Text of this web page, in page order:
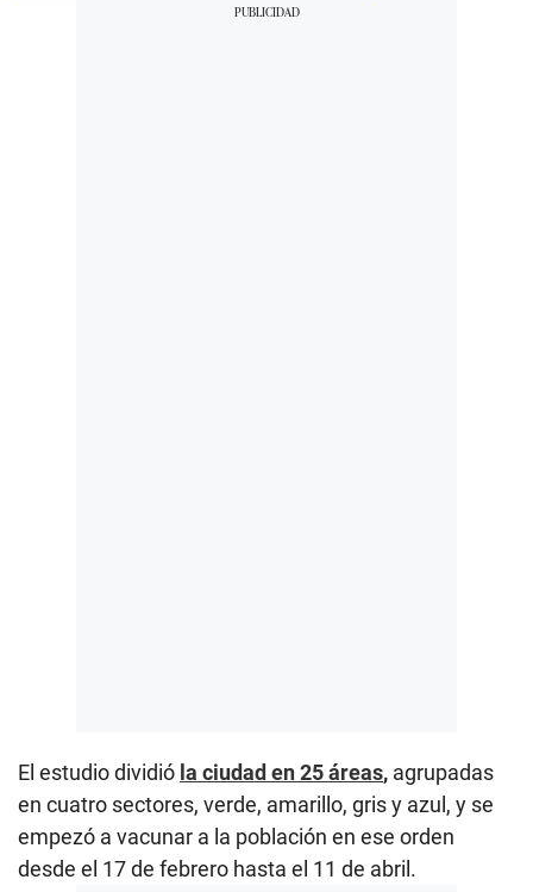
El estudio dividió la ciudad en 25 áreas, agrupadas
en cuatro sectores, verde, amarillo, gris y azul, y se
empezó a vacunar a la población en ese orden
desde el 17 de febrero hasta el 11 de abril.